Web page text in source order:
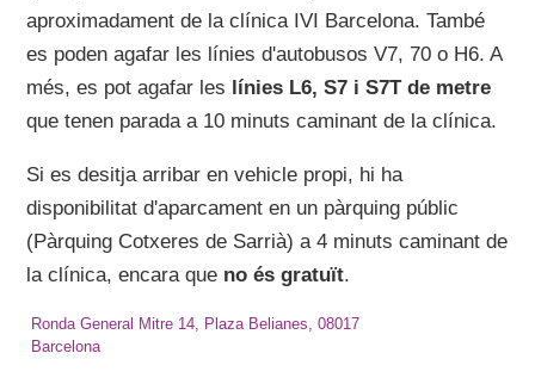
aproximadament de la clínica IVI Barcelona. També
es poden agafar les línies d'autobusos V7, 70 o H6. A
més, es pot agafar les línies L6, S7 i S7T de metre
que tenen parada a 10 minuts caminant de la clínica.
Si es desitja arribar en vehicle propi, hi ha
disponibilitat d'aparcament en un pàrquing públic
(Pàrquing Cotxeres de Sarrià) a 4 minuts caminant de
la clínica, encara que no és gratuït.
Ronda General Mitre 14, Plaza Belianes, 08017
Barcelona